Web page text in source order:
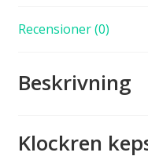
Recensioner (0)
Beskrivning
Klockren